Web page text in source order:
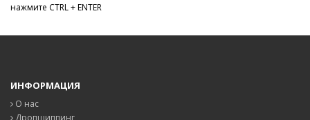
нажмите CTRL + ENTER
ИНФОРМАЦИЯ
О нас
Дропшиппинг